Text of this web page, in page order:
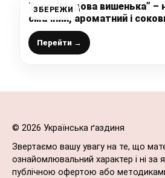
ЗБЕРЕЖИ
Торт “Медова вишенька” –
смачний, ароматний і
перевірений рецепт від
господині
Перейти →
© 2026 Українська ґаздиня
Звертаємо вашу увагу на те, що
ознайомлювальний характер і ні за
публічною офертою або